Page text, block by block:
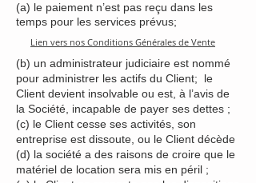
(a) le paiement n’est pas reçu dans les
temps pour les services prévus;
Lien vers nos Conditions Générales de Vente
(b) un administrateur judiciaire est nommé
pour administrer les actifs du Client; le
Client devient insolvable ou est, à l’avis de
la Société, incapable de payer ses dettes ;
(c) le Client cesse ses activités, son
entreprise est dissoute, ou le Client décède
(d) la société a des raisons de croire que le
matériel de location sera mis en péril ;